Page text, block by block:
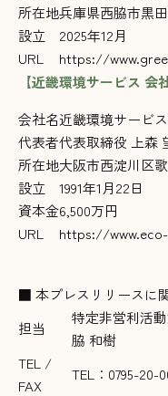
所在地兵庫県西脇市黒
設立
2025年12月
URL
https://
【近畿環境サービス 会
会社名近畿環境サービ
代表者代表取締役 上森
所在地大阪市西淀川区
設立
1991年1月22日
資本金6,500万円
URL
https://
■ 本プレスリリースに
担当
特定非営利活
脇 和樹
TEL /
FAX
TEL：0795-20-